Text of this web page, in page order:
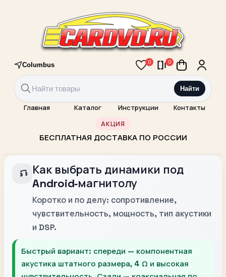
Columbus 0 0
Найти
Главная Каталог Инструкции Контакты
АКЦИЯ
БЕСПЛАТНАЯ ДОСТАВКА ПО РОССИИ
Как выбрать динамики под
Android‑магнитолу
Коротко и по делу: сопротивление,
чувствительность, мощность, тип акустики
и DSP.
Быстрый вариант: спереди — компонентная
акустика штатного размера, 4 Ω и высокая